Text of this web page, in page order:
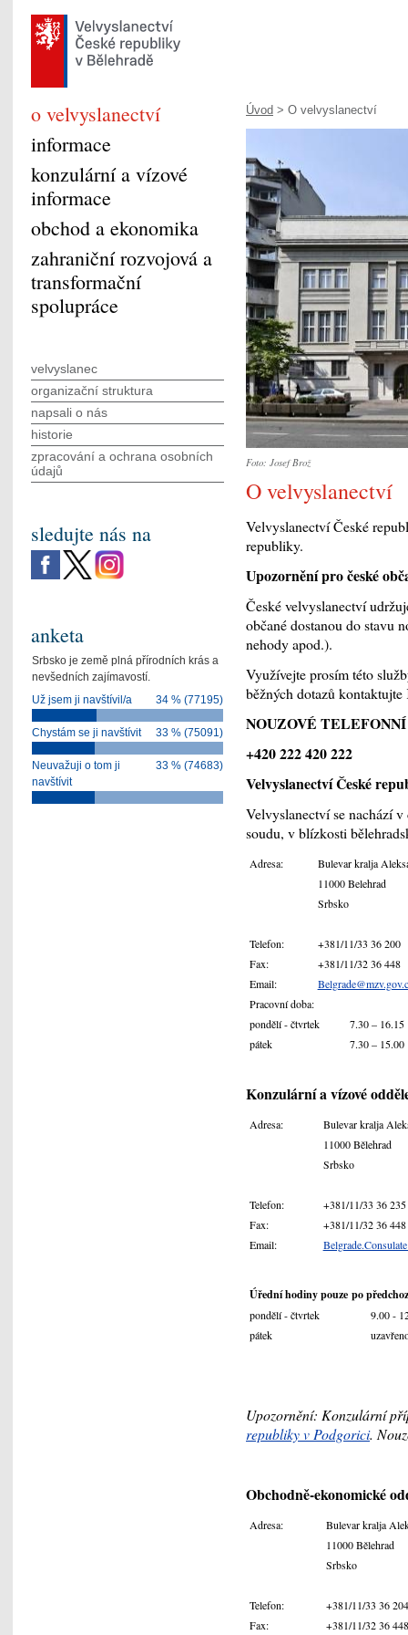
Úvod > O velvyslanectví
Foto: Josef Brož
O velvyslanectví
Velvyslanectví České
republiky.
Upozornění pro české
České velvyslanectví
občané dostanou do stavu
nehody apod.).
Využívejte prosím této
běžných dotazů
NOUZOVÉ
+420 222 420 222
Velvyslanectví České
Velvyslanectví se nachází
soudu, v blízkosti
Adresa:
Bulevar kralja
11000 Belehrad
Srbsko
Telefon:
+381/11/33 36 200
Fax:
+381/11/32 36 448
Email:
Pracovní doba:
pondělí - čtvrtek
7.30 – 16.15
pátek
7.30 – 15.00
Konzulární a vízové
Adresa:
Bulevar kralja
11000 Bělehrad
Srbsko
Telefon:
+381/11/33 36 235
Fax:
+381/11/32 36 448
Email:
Úřední hodiny pouze po
pondělí - čtvrtek
9.00 -
pátek
Upozornění: Konzulární
republiky v Podgorici.
Obchodně-ekonomické
Adresa:
Bulevar kralja
11000 Bělehrad
Srbsko
Telefon:
+381/11/33 36
Fax:
+381/11/32 36 448
o velvyslanectví
informace
konzulární a vízové
informace
obchod a ekonomika
zahraniční rozvojová a
transformační
spolupráce
velvyslanec
organizační struktura
napsali o nás
historie
zpracování a ochrana osobních
údajů
sledujte nás na
anketa
Srbsko je země plná přírodních krás a
nevšedních zajímavostí.
34 % (77195)
Už jsem ji navštívil/a
33 % (75091)
Chystám se ji navštívit
33 % (74683)
Neuvažuji o tom ji
navštívit